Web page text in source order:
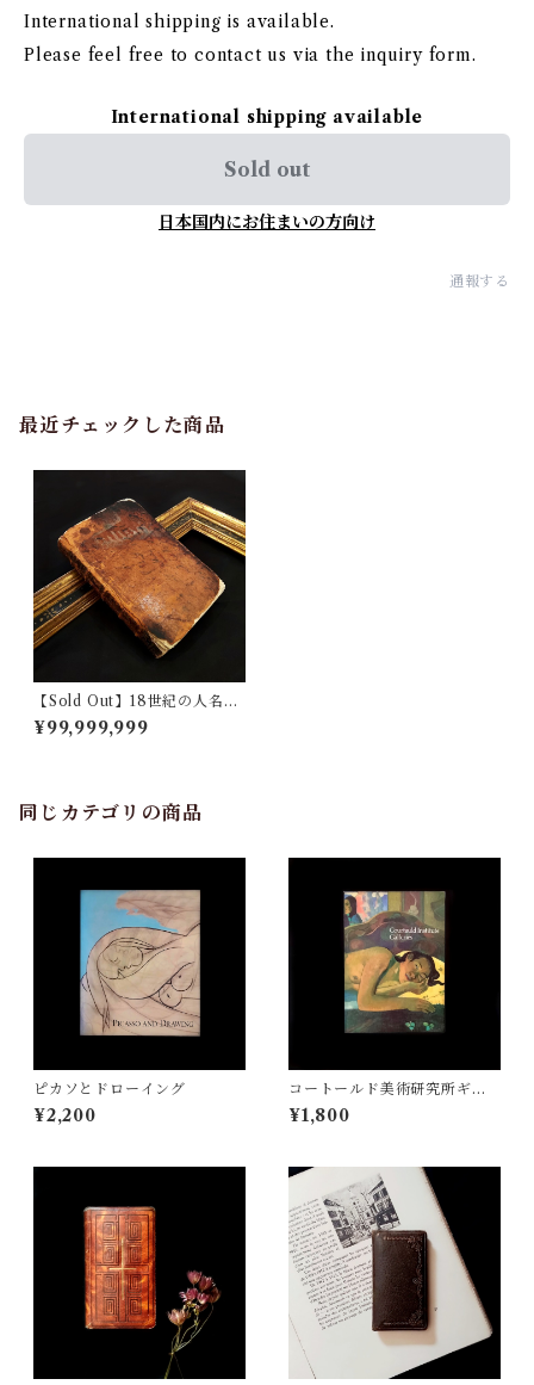
International shipping is available.
Please feel free to contact us via the inquiry form.
International shipping available
Sold out
日本国内にお住まいの方向け
通報する
最近チェックした商品
【Sold Out】18世紀の人名事
典
¥99,999,999
同じカテゴリの商品
ピカソとドローイング
¥2,200
コートールド美術研究所ギャ
ラリーのコレクション
¥1,800